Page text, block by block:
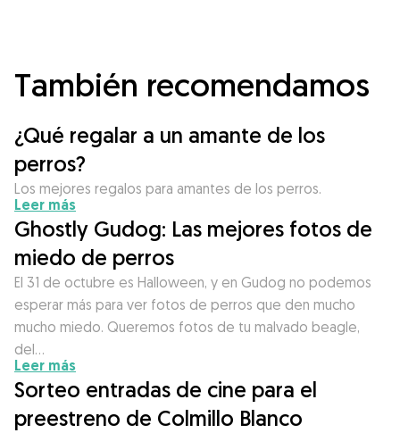
También recomendamos
¿Qué regalar a un amante de los
perros?
Los mejores regalos para amantes de los perros.
Leer más
Ghostly Gudog: Las mejores fotos de
miedo de perros
El 31 de octubre es Halloween, y en Gudog no podemos
esperar más para ver fotos de perros que den mucho
mucho miedo. Queremos fotos de tu malvado beagle,
del…
Leer más
Sorteo entradas de cine para el
preestreno de Colmillo Blanco